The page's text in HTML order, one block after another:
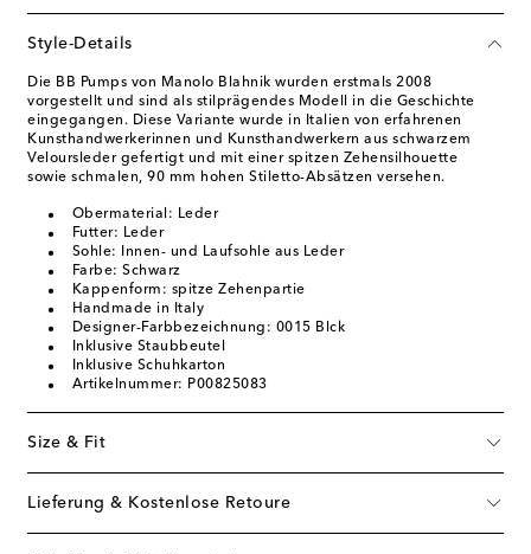
Style-Details
Die BB Pumps von Manolo Blahnik wurden erstmals 2008
vorgestellt und sind als stilprägendes Modell in die Geschichte
eingegangen. Diese Variante wurde in Italien von erfahrenen
Kunsthandwerkerinnen und Kunsthandwerkern aus schwarzem
Veloursleder gefertigt und mit einer spitzen Zehensilhouette
sowie schmalen, 90 mm hohen Stiletto-Absätzen versehen.
Obermaterial: Leder
Futter: Leder
Sohle: Innen- und Laufsohle aus Leder
Farbe: Schwarz
Kappenform: spitze Zehenpartie
Handmade in Italy
Designer-Farbbezeichnung: 0015 Blck
Inklusive Staubbeutel
Inklusive Schuhkarton
Artikelnummer: P00825083
Size & Fit
Lieferung & Kostenlose Retoure